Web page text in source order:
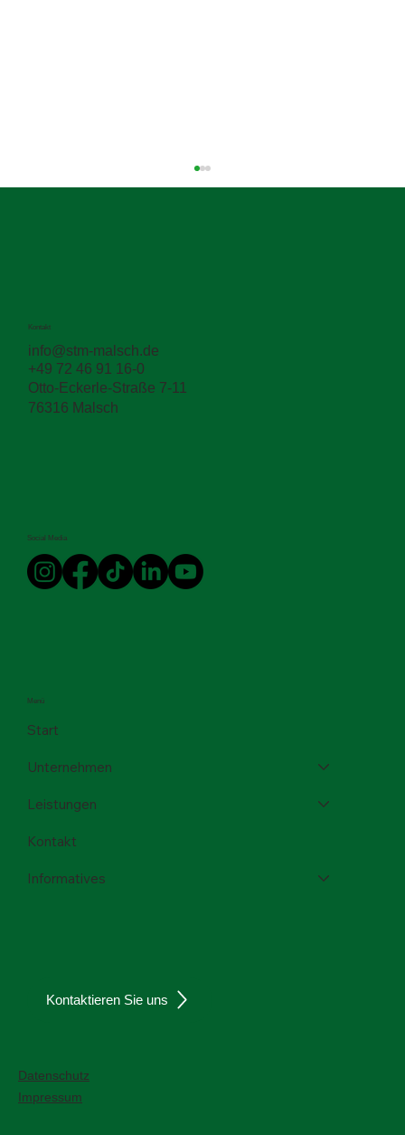
🛠️ Straßenbau leicht gemacht 🚛
Menü
Start
Unternehmen
Leistungen
Kontakt
Informatives
Kontakt
info@stm-malsch.de
+49 72 46 91 16-0
Otto-Eckerle-Straße 7-11
76316 Malsch
Social Media
Kontaktieren Sie uns
Datenschutz
Impressum